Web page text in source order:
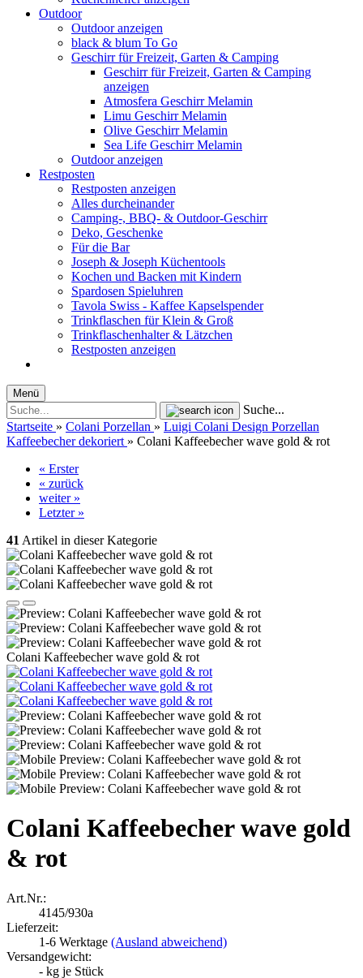
Outdoor
Outdoor anzeigen
black & blum To Go
Geschirr für Freizeit, Garten & Camping
Geschirr für Freizeit, Garten & Camping
anzeigen
Atmosfera Geschirr Melamin
Limu Geschirr Melamin
Olive Geschirr Melamin
Sea Life Geschirr Melamin
Outdoor anzeigen
Restposten
Restposten anzeigen
Alles durcheinander
Camping-, BBQ- & Outdoor-Geschirr
Deko, Geschenke
Für die Bar
Joseph & Joseph Küchentools
Kochen und Backen mit Kindern
Spardosen Spieluhren
Tavola Swiss - Kaffee Kapselspender
Trinkflaschen für Klein & Groß
Trinkflaschenhalter & Lätzchen
Restposten anzeigen
Menü
Suche...
Startseite » Colani Porzellan » Luigi Colani Design Porzellan
Kaffeebecher dekoriert » Colani Kaffeebecher wave gold & rot
« Erster
« zurück
weiter »
Letzter »
41 Artikel in dieser Kategorie
Colani Kaffeebecher wave gold & rot
Colani Kaffeebecher wave gold
& rot
Art.Nr.:
4145/930a
Lieferzeit:
1-6 Werktage (Ausland abweichend)
Versandgewicht:
- kg je Stück